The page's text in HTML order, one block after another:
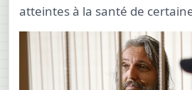
atteintes à la santé de